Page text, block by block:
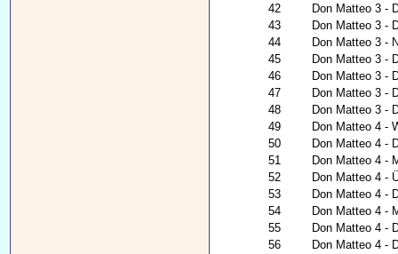
42
Don Matteo 3 -
43
Don Matteo 3 -
44
Don Matteo 3 -
45
Don Matteo 3 -
46
Don Matteo 3 -
47
Don Matteo 3 -
48
Don Matteo 3 -
49
Don Matteo 4 -
50
Don Matteo 4 -
51
Don Matteo 4 -
52
Don Matteo 4 -
53
Don Matteo 4 -
54
Don Matteo 4 -
55
Don Matteo 4 -
56
Don Matteo 4 -